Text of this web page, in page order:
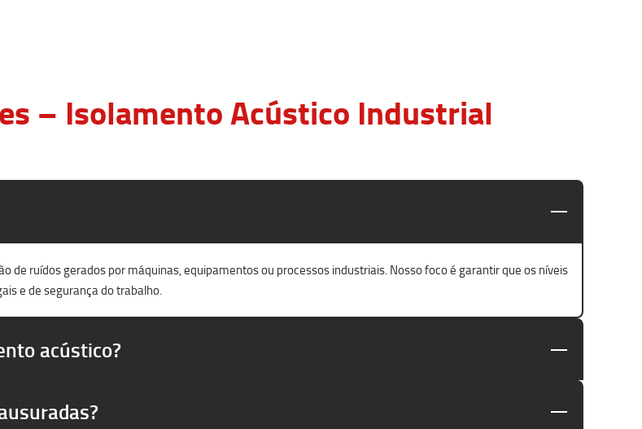
– Isolamento Acústico Industrial
de ruídos gerados por máquinas, equipamentos ou processos industriais. Nosso foco é garantir que os níveis
e de segurança do trabalho.
acústico?